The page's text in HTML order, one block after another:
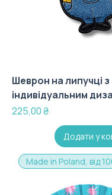
Шеврон на липучці з
індивідуальним
Ціна
225,00 ₴
Додати у
Made in Poland, від